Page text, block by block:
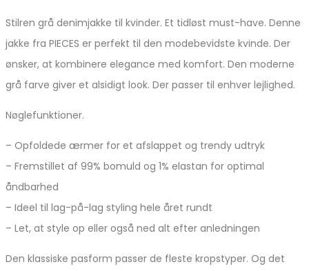
Stilren grå denimjakke til kvinder. Et tidløst must-have. Denne
jakke fra PIECES er perfekt til den modebevidste kvinde. Der
ønsker, at kombinere elegance med komfort. Den moderne
grå farve giver et alsidigt look. Der passer til enhver lejlighed.
Nøglefunktioner.
– Opfoldede ærmer for et afslappet og trendy udtryk
– Fremstillet af 99% bomuld og 1% elastan for optimal
åndbarhed
– Ideel til lag-på-lag styling hele året rundt
– Let, at style op eller også ned alt efter anledningen
Den klassiske pasform passer de fleste kropstyper. Og det